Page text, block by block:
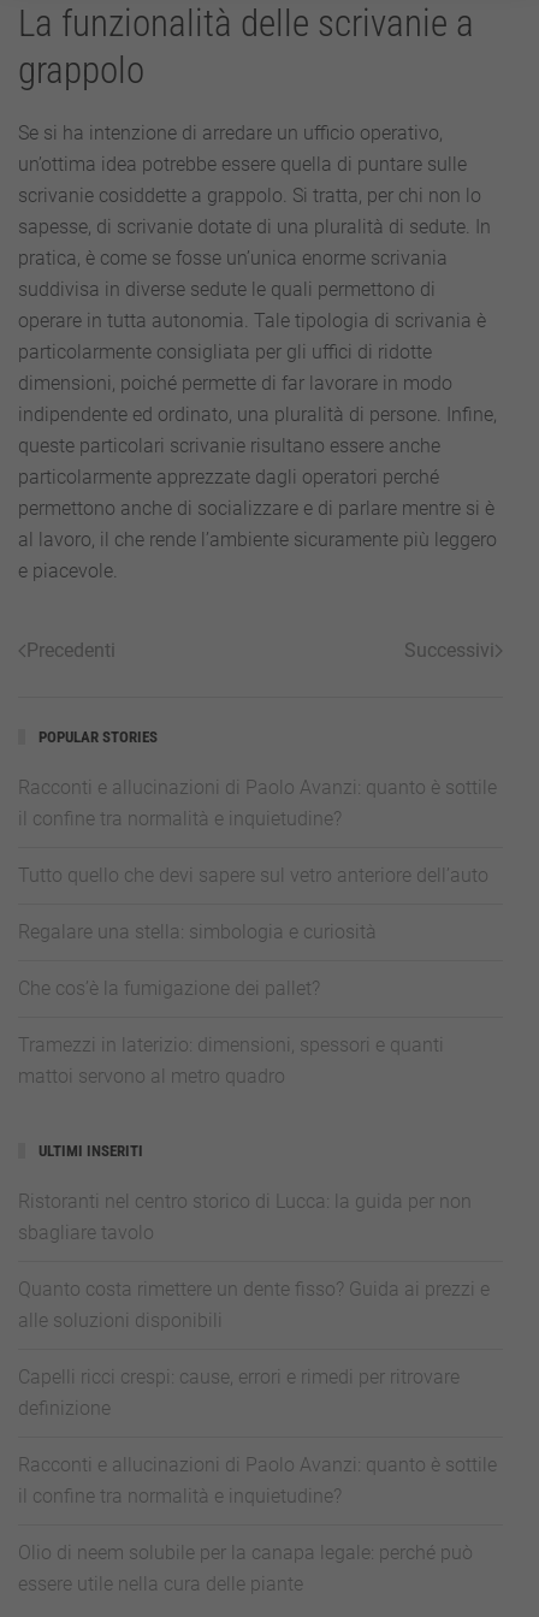
La funzionalità delle scrivanie a
grappolo
Se si ha intenzione di arredare un ufficio operativo,
un’ottima idea potrebbe essere quella di puntare sulle
scrivanie cosiddette a grappolo. Si tratta, per chi non lo
sapesse, di scrivanie dotate di una pluralità di sedute. In
pratica, è come se fosse un’unica enorme scrivania
suddivisa in diverse sedute le quali permettono di
operare in tutta autonomia. Tale tipologia di scrivania è
particolarmente consigliata per gli uffici di ridotte
dimensioni, poiché permette di far lavorare in modo
indipendente ed ordinato, una pluralità di persone. Infine,
queste particolari scrivanie risultano essere anche
particolarmente apprezzate dagli operatori perché
permettono anche di socializzare e di parlare mentre si è
al lavoro, il che rende l’ambiente sicuramente più leggero
e piacevole.
Precedenti Successivi
POPULAR STORIES
Racconti e allucinazioni di Paolo Avanzi: quanto è sottile
il confine tra normalità e inquietudine?
Tutto quello che devi sapere sul vetro anteriore dell’auto
Regalare una stella: simbologia e curiosità
Che cos’è la fumigazione dei pallet?
Tramezzi in laterizio: dimensioni, spessori e quanti
mattoi servono al metro quadro
ULTIMI INSERITI
Ristoranti nel centro storico di Lucca: la guida per non
sbagliare tavolo
Quanto costa rimettere un dente fisso? Guida ai prezzi e
alle soluzioni disponibili
Capelli ricci crespi: cause, errori e rimedi per ritrovare
definizione
Racconti e allucinazioni di Paolo Avanzi: quanto è sottile
il confine tra normalità e inquietudine?
Olio di neem solubile per la canapa legale: perché può
essere utile nella cura delle piante